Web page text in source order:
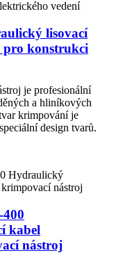
lisovací
konstrukci
je profesionální
a hliníkových
krimpování je
design tvarů.
kabel
nástroj